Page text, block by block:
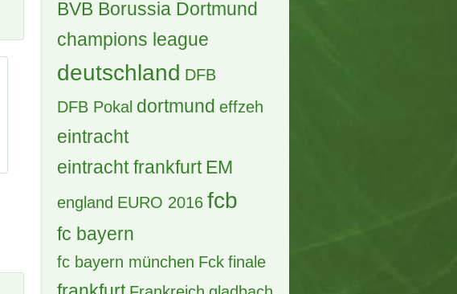
(B) 4 X NFL München Block 336
21 Antworten, 425 Zugriffe, Vor 4 Tagen
2027
Tags
achtelfinale allianz arena
bayern berlin biete
Borussia Dortmund
bremen bundesliga bvb